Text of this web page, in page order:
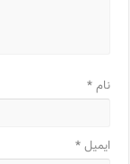
نام*
ایمیل*